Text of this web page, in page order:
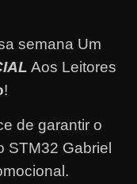
semana Um
Aos Leitores
!
de garantir o
STM32 Gabriel